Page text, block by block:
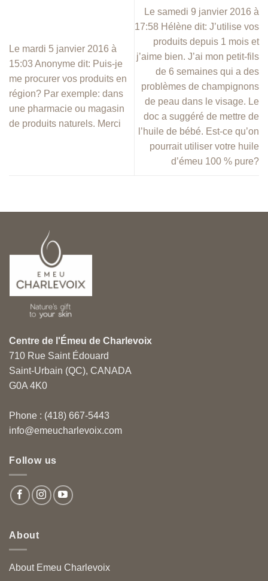
Le mardi 5 janvier 2016 à
15:03 Anonyme dit: Puis-je
me procurer vos produits en
région? Par exemple: dans
une pharmacie ou magasin
de produits naturels. Merci
Le samedi 9 janvier 2016 à
17:58 Hélène dit: J’utilise vos
produits depuis 1 mois et
j’aime bien. J’ai mon petit-fils
de 6 semaines qui a des
problèmes de champignons
de peau dans le visage. Le
doc a suggéré de mettre de
l’huile de bébé. Est-ce qu’on
pourrait utiliser votre huile
d’émeu 100 % pure?
Centre de l'Émeu de Charlevoix
710 Rue Saint Édouard
Saint-Urbain (QC), CANADA
G0A 4K0
Phone : (418) 667-5443
info@emeucharlevoix.com
Follow us
About
About Emeu Charlevoix